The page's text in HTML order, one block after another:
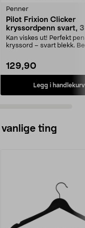
Penner
Pilot Frixion Clicker
kryssordpenn svart,
pakning
Kan viskes ut! Perfekt
kryssord – svart blekk.
129,90
Legg i handlekurv
ting